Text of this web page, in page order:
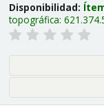
Disponibilidad:
topográfica: